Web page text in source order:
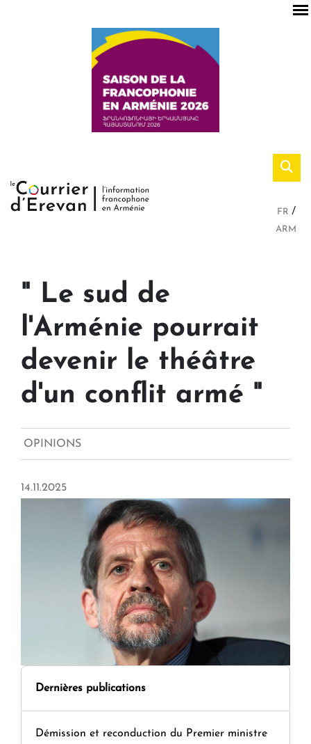
FR
ARM
" Le sud de
l'Arménie pourrait
devenir le théâtre
d'un conflit armé "
OPINIONS
14.11.2025
Dernières publications
Démission et reconduction du Premier ministre